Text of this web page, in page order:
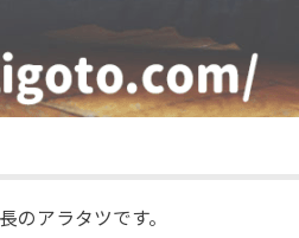
のアラタツです。